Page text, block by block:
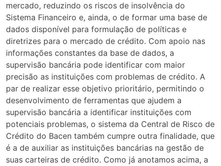
mercado, reduzindo os riscos de insolvência do
Sistema Financeiro e, ainda, o de formar uma base de
dados disponível para formulação de políticas e
diretrizes para o mercado de crédito. Com apoio nas
informações constantes da base de dados, a
supervisão bancária pode identificar com maior
precisão as instituições com problemas de crédito. A
par de realizar esse objetivo prioritário, permitindo o
desenvolvimento de ferramentas que ajudem a
supervisão bancária a identificar instituições com
potenciais problemas, o sistema da Central de Risco de
Crédito do Bacen também cumpre outra finalidade, que
é a de auxiliar as instituições bancárias na gestão de
suas carteiras de crédito. Como já anotamos acima, a